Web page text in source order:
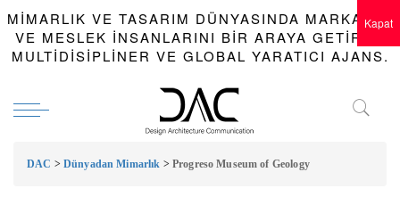
MIMARLIK VE TASARIM DÜNYASINDA MARKALAR
VE MESLEK INSANLARINI BIR ARAYA GETIREN
MULTIDISIPLINER VE GLOBAL YARATICI AJANS.
DAC > Dünyadan Mimarlık > Progreso Museum of Geology
Kapat